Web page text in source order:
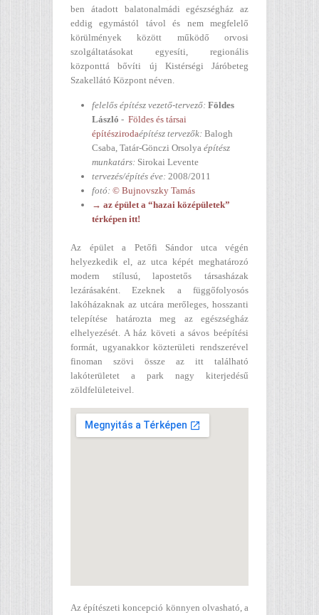
ben átadott balatonalmádi egészségház az
eddig egymástól távol és nem megfelelő
körülmények között működő orvosi
szolgáltatásokat egyesíti, regionális
központtá bővíti új Kistérségi Járóbeteg
Szakellátó Központ néven.
felelős építész vezető-tervező: Földes
László - Földes és társai
építészirodaépítész tervezők: Balogh
Csaba, Tatár-Gönczi Orsolya építész
munkatárs: Sirokai Levente
tervezés/építés éve: 2008/2011
fotó: © Bujnovszky Tamás
→ az épület a “hazai középületek”
térképen itt!
Az épület a Petőfi Sándor utca végén
helyezkedik el, az utca képét meghatározó
modern stílusú, lapostetős társasházak
lezárásaként. Ezeknek a függőfolyosós
lakóházaknak az utcára merőleges, hosszanti
telepítése határozta meg az egészségház
elhelyezését. A ház követi a sávos beépítési
formát, ugyanakkor közterületi rendszerével
finoman szövi össze az itt található
lakóterületet a park nagy kiterjedésű
zöldfelületeivel.
Az építészeti koncepció könnyen olvasható, a